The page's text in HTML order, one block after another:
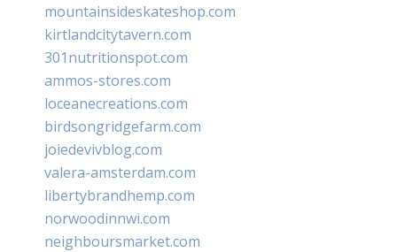
mountainsideskateshop.com
kirtlandcitytavern.com
301nutritionspot.com
ammos-stores.com
loceanecreations.com
birdsongridgefarm.com
joiedevivblog.com
valera-amsterdam.com
libertybrandhemp.com
norwoodinnwi.com
neighboursmarket.com